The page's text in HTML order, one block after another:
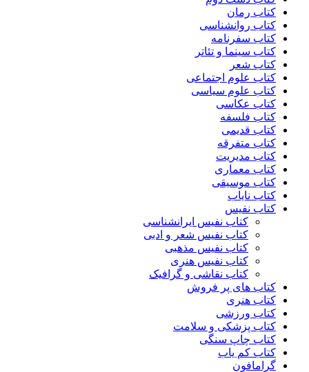
کتاب رمان
کتاب روانشناسی
کتاب سفرنامه
کتاب سینما و تئاتر
کتاب شعر
کتاب علوم اجتماعی
کتاب علوم سیاسی
کتاب عکاسی
کتاب فلسفه
کتاب قدیمی
کتاب متفرقه
کتاب مدیریت
کتاب معماری
کتاب موسیقی
کتاب نایاب
کتاب نفیس
کتاب نفیس ایرانشناسی
کتاب نفیس شعر و ادبی
کتاب نفیس مذهبی
کتاب نفیس هنری
کتاب نقاشی و گرافیک
کتاب های پر فروش
کتاب هنری
کتاب ورزشی
کتاب پزشکی و سلامت
کتاب چاپ سنگی
کتاب کم یاب
گرامافون